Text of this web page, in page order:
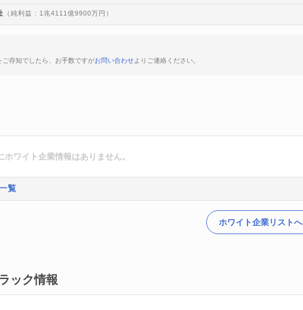
（純利益 : 1兆4111億9900万円）
存知でしたら、お手数ですがお問い合わせよりご連絡ください。
ワイト企業情報はありません。
覧
ホワイト企業リストへ
ック情報